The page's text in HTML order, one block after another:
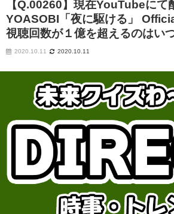
【Q.00260】現在YouTubeにて
YOASOBI「夜に駆ける」
視聴回数が１億を超えるのはい
2020.10.11 2020.10.11